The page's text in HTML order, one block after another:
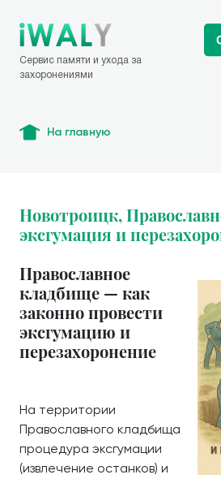
Сервис памяти и ухода за
захоронениями
На главную
Новотроицк,
эксгумация и
Православное
кладбище — как
законно провести
эксгумацию и
перезахоронение
На территории
Православного кладбища
процедура эксгумации
(извлечение останков) и